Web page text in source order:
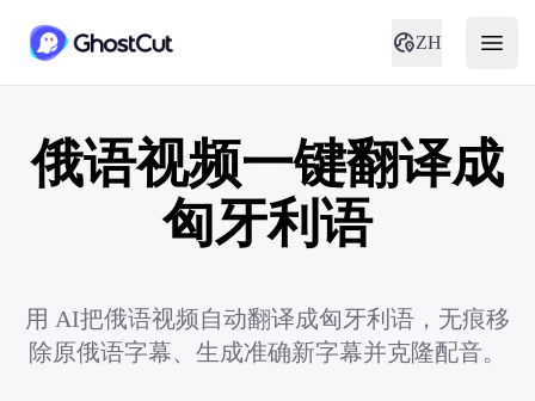
ZH
俄语视频一键翻译成
匈牙利语
用 AI把俄语视频自动翻译成匈牙利语，无痕移
除原俄语字幕、生成准确新字幕并克隆配音。